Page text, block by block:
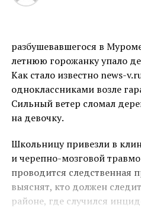
разбушевавшегося в
летнюю горожанку упало
Как стало известно news-
одноклассниками возле
Сильный ветер сломал
на девочку.
Школьницу привезли в
и черепно-мозговой
проводится следственная
выяснят, кто должен
районе, где случился